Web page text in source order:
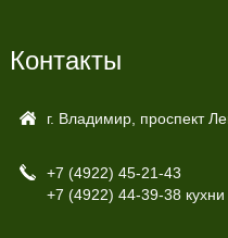
Контакты
г. Владимир, проспект
+7 (4922) 45-21-43
+7 (4922) 44-39-38 кухни